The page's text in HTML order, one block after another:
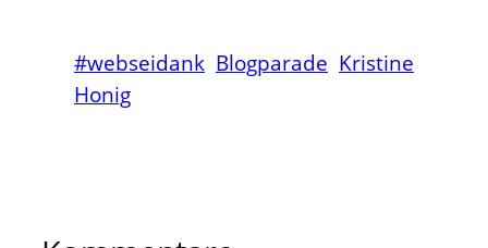
#webseidank Blogparade Kristine
Honig